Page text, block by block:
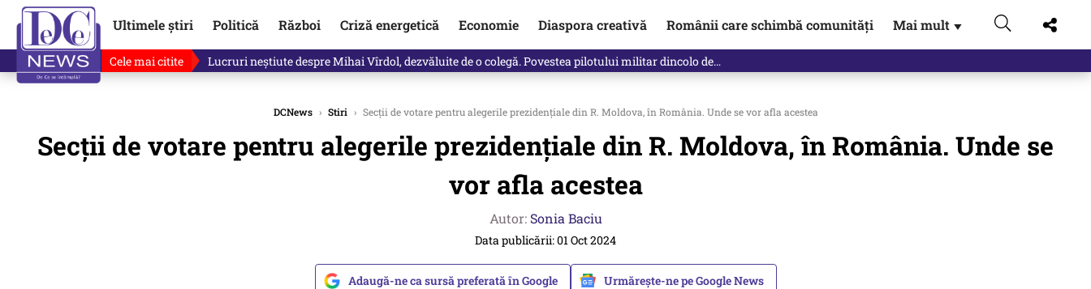
Ultimele știri Politică Război Criză energetică Economie Diaspora creativă Românii care schimbă comunități Mai mult ▼
Cele mai citite Lucruri neștiute despre Mihai Vîrdol, dezvăluite de o colegă. Povestea pilotului militar dincolo de…
DCNews › Stiri › Secții de votare pentru alegerile prezidențiale din R. Moldova, în România. Unde se vor afla acestea
Secții de votare pentru alegerile prezidențiale din R. Moldova, în România. Unde se
vor afla acestea
Autor: Sonia Baciu
Data publicării: 01 Oct 2024
Adaugă-ne ca sursă preferată în Google Urmărește-ne pe Google News